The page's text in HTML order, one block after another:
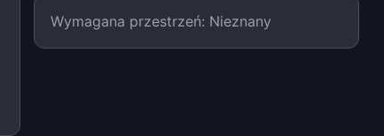
Wymagana przestrzeń: Nieznany